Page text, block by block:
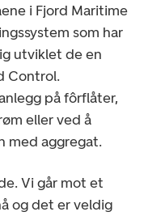
i Fjord Maritime
som har
utviklet de en
Control.
på fôrflåter,
eller ved å
med aggregat.
Vi går mot et
og det er veldig